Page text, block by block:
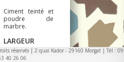
Ciment teinté et
poudre de
marbre.
LARGEUR
20x20cm
réservés | 2 quai Kador - 29160 Morgat | Tél : 09
40 26 06